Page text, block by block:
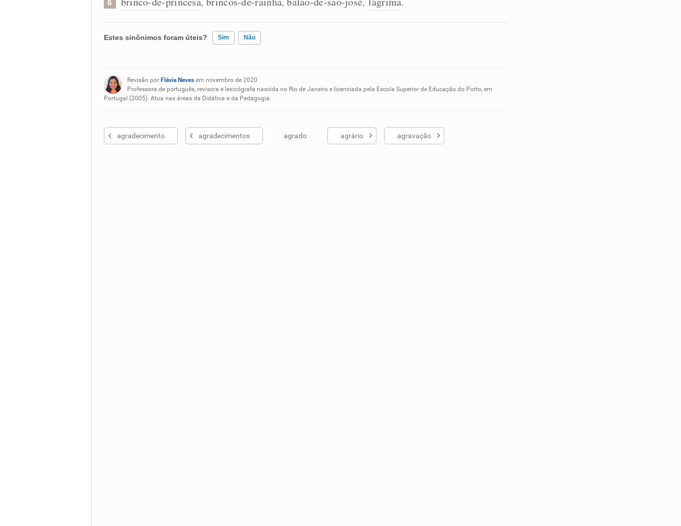
6
Estes sinônimos foram úteis? Sim Não
Nenhum dos sinônimos apresentados me ajudou
Revisão por Flávia Nevesem novembro de 2020
Professora de português, revisora e lexicógrafa nascida no Rio de Janeiro e licenciada pela Escola Superior de Educação do Porto, em
Portugal (2005). Atua nas áreas da Didática e da Pedagogia.
agradecimento agradecimentos agrado agrário agravação